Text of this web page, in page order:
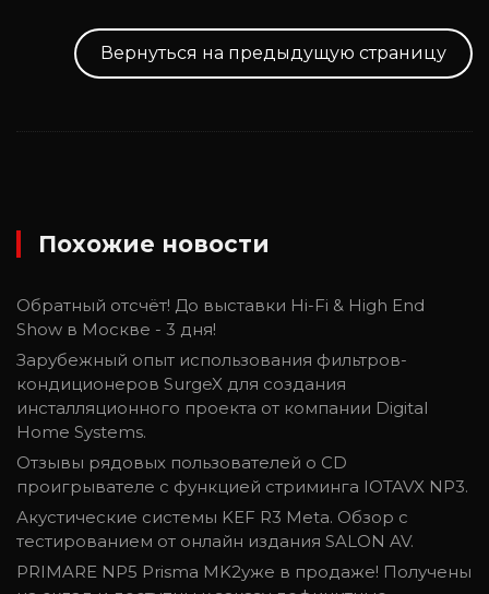
Вернуться на предыдущую страницу
Похожие новости
Обратный отсчёт! До выставки Hi-Fi & High End
Show в Москве - 3 дня!
Зарубежный опыт использования фильтров-
кондиционеров SurgeX для создания
инсталляционного проекта от компании Digital
Home Systems.
Отзывы рядовых пользователей о CD
проигрывателе с функцией стриминга IOTAVX NP3.
Акустические системы KEF R3 Meta. Обзор с
тестированием от онлайн издания SALON AV.
PRIMARE NP5 Prisma MK2уже в продаже! Получены